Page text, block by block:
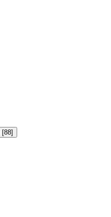
[88]